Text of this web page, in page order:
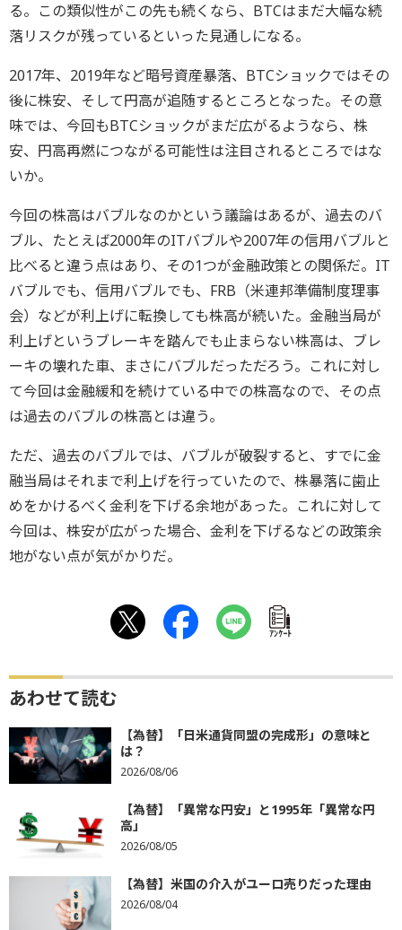
る。この類似性がこの先も続くなら、BTCはまだ大幅な続
落リスクが残っているといった見通しになる。
2017年、2019年など暗号資産暴落、BTCショックではその
後に株安、そして円高が追随するところとなった。その意
味では、今回もBTCショックがまだ広がるようなら、株
安、円高再燃につながる可能性は注目されるところではな
いか。
今回の株高はバブルなのかという議論はあるが、過去のバ
ブル、たとえば2000年のITバブルや2007年の信用バブルと
比べると違う点はあり、その1つが金融政策との関係だ。IT
バブルでも、信用バブルでも、FRB（米連邦準備制度理事
会）などが利上げに転換しても株高が続いた。金融当局が
利上げというブレーキを踏んでも止まらない株高は、ブレ
ーキの壊れた車、まさにバブルだっただろう。これに対し
て今回は金融緩和を続けている中での株高なので、その点
は過去のバブルの株高とは違う。
ただ、過去のバブルでは、バブルが破裂すると、すでに金
融当局はそれまで利上げを行っていたので、株暴落に歯止
めをかけるべく金利を下げる余地があった。これに対して
今回は、株安が広がった場合、金利を下げるなどの政策余
地がない点が気がかりだ。
ｱﾝｹｰﾄ
あわせて読む
【為替】「日米通貨同盟の完成形」の意味と
は？
2026/08/06
【為替】「異常な円安」と1995年「異常な円
高」
2026/08/05
【為替】米国の介入がユーロ売りだった理由
2026/08/04